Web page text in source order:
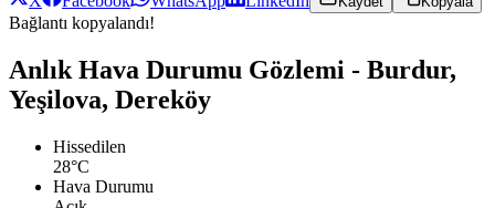
Bağlantı kopyalandı!
Anlık Hava Durumu Gözlemi - Burdur,
Yeşilova, Dereköy
Hissedilen
28°C
Hava Durumu